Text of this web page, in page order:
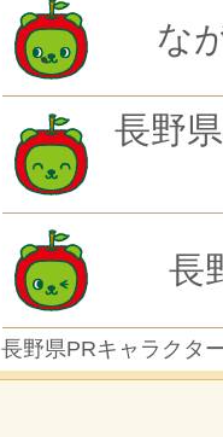
な
長野
長
長野県PRキャラクタ